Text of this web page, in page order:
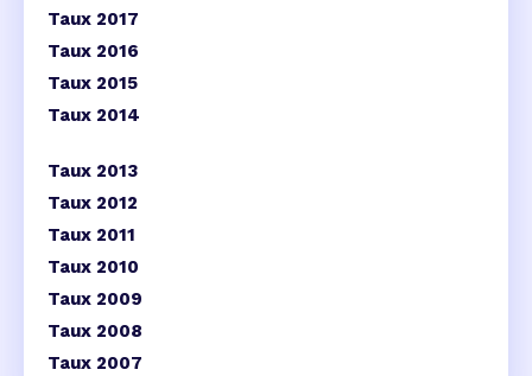
Taux 2017
Taux 2016
Taux 2015
Taux 2014
Taux 2013
Taux 2012
Taux 2011
Taux 2010
Taux 2009
Taux 2008
Taux 2007